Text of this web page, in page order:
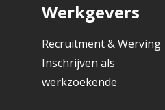
Werkgevers
Recruitment & Werving
Inschrijven als
werkzoekende